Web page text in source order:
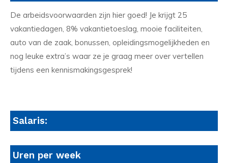
De arbeidsvoorwaarden zijn hier goed! Je krijgt 25
vakantiedagen, 8% vakantietoeslag, mooie faciliteiten,
auto van de zaak, bonussen, opleidingsmogelijkheden en
nog leuke extra’s waar ze je graag meer over vertellen
tijdens een kennismakingsgesprek!
Salaris:
Uren per week